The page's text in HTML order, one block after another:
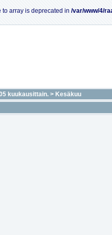
to array is deprecated in /var/www/4/
kuukausittain. > Kesäkuu